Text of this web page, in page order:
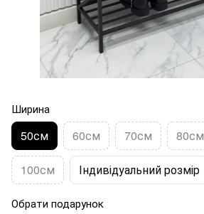
Ширина
50см 60см 70см 80см
100см Індивідуальний розмір
Обрати подарунок